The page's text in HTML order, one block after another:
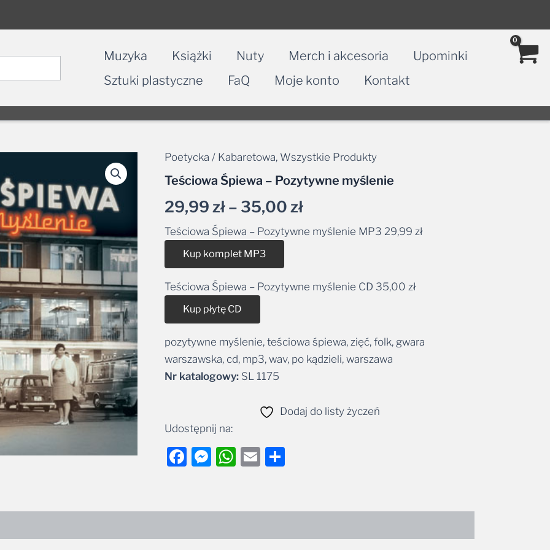
Muzyka Książki Nuty Merch i akcesoria
Upominki
Sztuki plastyczne
FaQ Moje konto Kontakt
Poetycka / Kabaretowa, Wszystkie Produkty
Teściowa Śpiewa – Pozytywne myślenie
29,99zł– 35,00zł
Zakres
cen:
29,99 zł
35,00 zł
Teściowa Śpiewa – Pozytywne myślenie MP3 29,99 zł
Kup komplet MP3
Teściowa Śpiewa – Pozytywne myślenie CD 35,00 zł
Kup płytę CD
pozytywne myślenie, teściowa śpiewa, zięć, folk, gwara
warszawska, cd, mp3, wav, po kądzieli, warszawa
Nr katalogowy:SL 1175
Dodaj do listy życzeń
Udostępnij na:
Facebook
Messenger
WhatsApp
EmailShare